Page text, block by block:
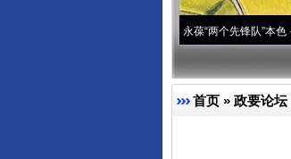
永葆“两个先锋队”本色·[视频]牢
首页 » 政要论坛